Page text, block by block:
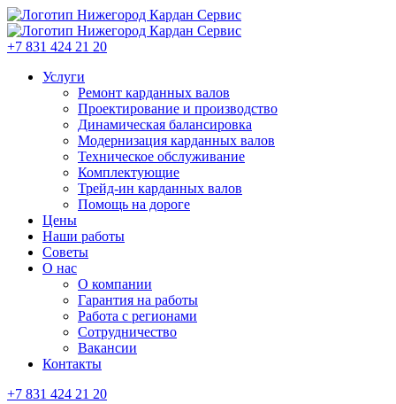
+7 831 424 21 20
Услуги
Ремонт карданных валов
Проектирование и производство
Динамическая балансировка
Модернизация карданных валов
Техническое обслуживание
Комплектующие
Трейд-ин карданных валов
Помощь на дороге
Цены
Наши работы
Советы
О нас
О компании
Гарантия на работы
Работа с регионами
Сотрудничество
Вакансии
Контакты
+7 831 424 21 20